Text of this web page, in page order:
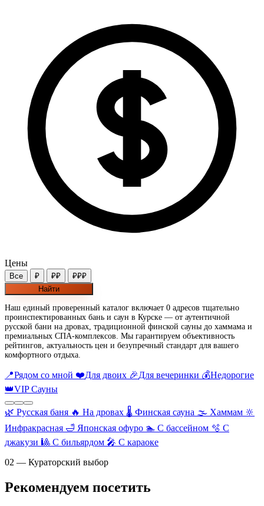
Цены
Все ₽ ₽₽
₽₽₽
Найти
Наш единый проверенный каталог включает 0 адресов тщательно
проинспектированных бань и саун в Курске — от аутентичной
русской бани на дровах, традиционной финской сауны до хаммама и
премиальных СПА-комплексов. Мы гарантируем объективность
рейтингов, актуальность цен и безупречный стандарт для вашего
комфортного отдыха.
📍Рядом со мной ❤️Для двоих 🎉Для вечеринки 💰Недорогие
👑VIP Сауны
🌿 Русская баня 🔥 На дровах 🌡️ Финская сауна 🌫️ Хаммам 🔆
Инфракрасная 🛁 Японская офуро 🏊 С бассейном 🫧 С
джакузи 🎱 С бильярдом 🎤 С караоке
02 — Кураторский выбор
Рекомендуем посетить